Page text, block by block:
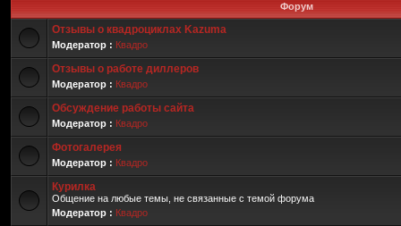
Форум
Отзывы о квадроциклах Kazuma
Модератор : Квадро
Отзывы о работе диллеров
Модератор : Квадро
Обсуждение работы сайта
Модератор : Квадро
Фотогалерея
Модератор : Квадро
Курилка
Общение на любые темы, не связанные с темой форума
Модератор : Квадро